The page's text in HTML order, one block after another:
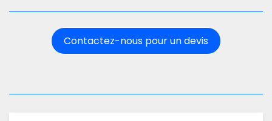
Contactez-nous pour un devis